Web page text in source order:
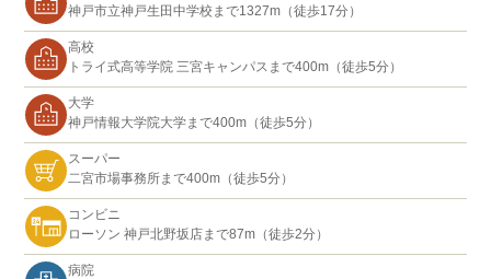
神戸市立神戸生田中学校まで1327m（徒歩17分）
高校
トライ式高等学院 三宮キャンパスまで400m（徒歩5分）
大学
神戸情報大学院大学まで400m（徒歩5分）
スーパー
二宮市場事務所まで400m（徒歩5分）
コンビニ
ローソン 神戸北野坂店まで87m（徒歩2分）
病院